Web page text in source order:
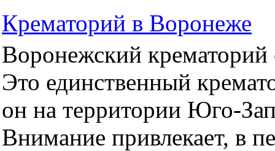
Крематорий в Воронеже
Воронежский крематорий
Это единственный
он на территории Юго-
Внимание привлекает, в